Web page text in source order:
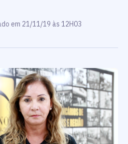
em 21/11/19 às 12H03